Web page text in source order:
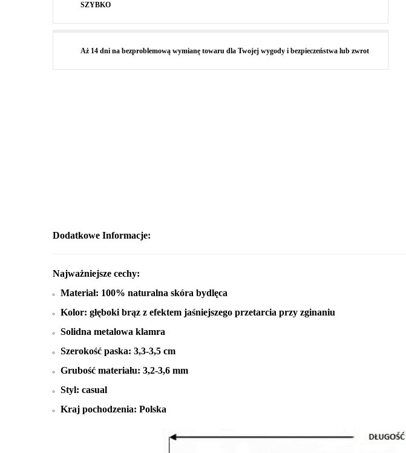
SZYBKO
Aż 14 dni na bezproblemową wymianę towaru dla Twojej wygody i bezpieczeństwa lub zwrot
Dodatkowe Informacje:
Najważniejsze cechy:
Materiał: 100% naturalna skóra bydlęca
Kolor: głęboki brąz z efektem jaśniejszego przetarcia przy zginaniu
Solidna metalowa klamra
Szerokość paska: 3,3-3,5 cm
Grubość materiału: 3,2-3,6 mm
Styl: casual
Kraj pochodzenia: Polska